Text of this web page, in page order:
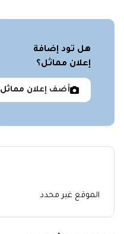
هل تود إضافة
إعلان مماثل؟
أضف إعلان مماثل
الموقع غير محدد